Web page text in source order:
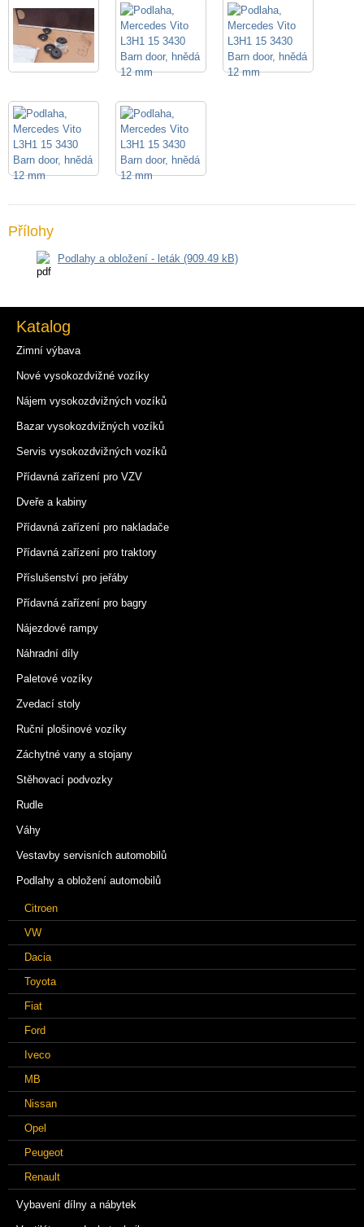
Přílohy
Podlahy a obložení - leták (909.49 kB)
Katalog
Zimní výbava
Nové vysokozdvižné vozíky
Nájem vysokozdvižných vozíků
Bazar vysokozdvižných vozíků
Servis vysokozdvižných vozíků
Přídavná zařízení pro VZV
Dveře a kabiny
Přídavná zařízení pro nakladače
Přídavná zařízení pro traktory
Příslušenství pro jeřáby
Přídavná zařízení pro bagry
Nájezdové rampy
Náhradní díly
Paletové vozíky
Zvedací stoly
Ruční plošinové vozíky
Záchytné vany a stojany
Stěhovací podvozky
Rudle
Váhy
Vestavby servisních automobilů
Podlahy a obložení automobilů
Citroen
VW
Dacia
Toyota
Fiat
Ford
Iveco
MB
Nissan
Opel
Peugeot
Renault
Vybavení dílny a nábytek